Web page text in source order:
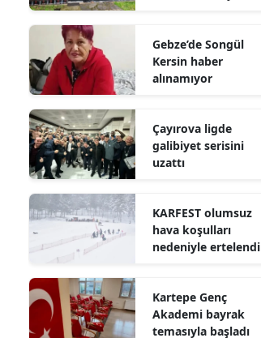
Karabük
Kilis
Düzce
Gebze’de Songül
Kersin haber
alınamıyor
Çayırova ligde
galibiyet serisini
uzattı
KARFEST olumsuz
hava koşulları
nedeniyle ertelendi
Kartepe Genç
Akademi bayrak
temasıyla başladı